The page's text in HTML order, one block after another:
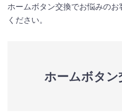
ホームボタン交換でお悩みの
ください。
ホームボタ